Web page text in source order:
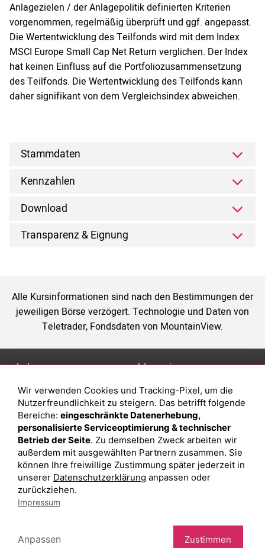
Anlagezielen / der Anlagepolitik definierten Kriterien
vorgenommen, regelmäßig überprüft und ggf. angepasst.
Die Wertentwicklung des Teilfonds wird mit dem Index
MSCI Europe Small Cap Net Return verglichen. Der Index
hat keinen Einfluss auf die Portfoliozusammensetzung
des Teilfonds. Die Wertentwicklung des Teilfonds kann
daher signifikant von dem Vergleichsindex abweichen.
Stammdaten
Kennzahlen
Download
Transparenz & Eignung
Alle Kursinformationen sind nach den Bestimmungen der
jeweiligen Börse verzögert. Technologie und Daten von
Teletrader, Fondsdaten von MountainView.
Anlage
Depot eröffnen
Depot vergleichen
Junior Depot
Top-Seller-Fonds
Top-Fonds
Fonds-Suche
Magazin
Was sind sind ETFs?
Sparplan Vorteile
Was ist ein Fonds?
Wir verwenden Cookies und Tracking-Pixel, um die
Nutzerfreundlichkeit zu steigern. Das betrifft folgende
Bereiche: eingeschränkte Datenerhebung,
personalisierte Serviceoptimierung & technischer
Betrieb der Seite. Zu demselben Zweck arbeiten wir
außerdem mit ausgewählten Partnern zusammen. Sie
können Ihre freiwillige Zustimmung später jederzeit in
unserer Datenschutzerklärung anpassen oder
zurückziehen.
Impressum
Anpassen Zustimmen